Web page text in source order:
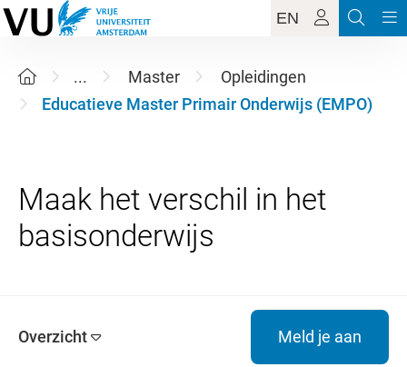
EN
... Master
Opleidingen
Educatieve Master Primair Onderwijs (EMPO)
Maak het verschil in het
Overzicht Meld je aan